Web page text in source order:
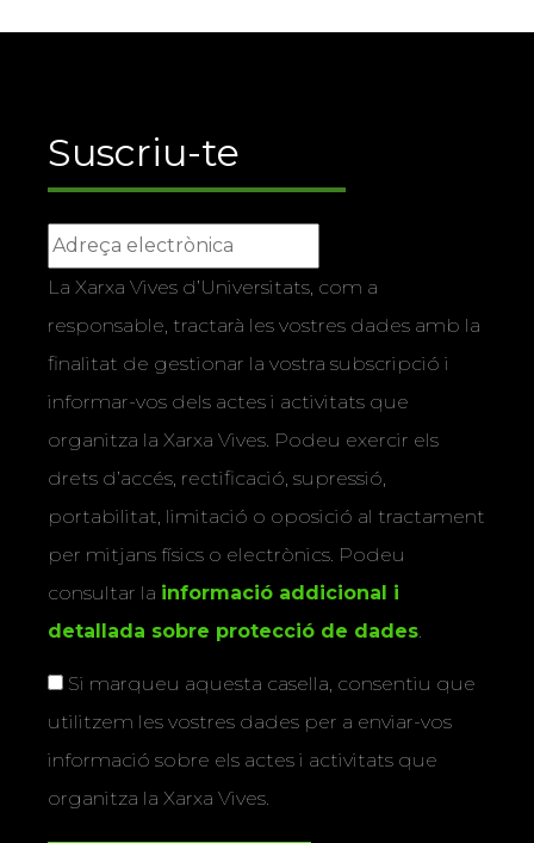
Suscriu-te
La Xarxa Vives d’Universitats, com a
responsable, tractarà les vostres dades amb la
finalitat de gestionar la vostra subscripció i
informar-vos dels actes i activitats que
organitza la Xarxa Vives. Podeu exercir els
drets d’accés, rectificació, supressió,
portabilitat, limitació o oposició al tractament
per mitjans físics o electrònics. Podeu
consultar la informació addicional i
detallada sobre protecció de dades
Si marqueu aquesta casella, consentiu que
utilitzem les vostres dades per a enviar-vos
informació sobre els actes i activitats que
organitza la Xarxa Vives.